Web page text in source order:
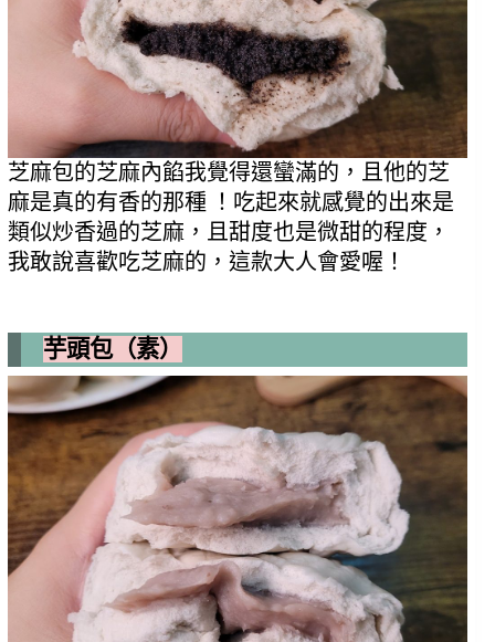
芝麻包的芝麻內餡我覺得還蠻滿的，且他的芝
麻是真的有香的那種 ！吃起來就感覺的出來是
類似炒香過的芝麻，且甜度也是微甜的程度，
我敢說喜歡吃芝麻的，這款大人會愛喔！
芋頭包（素）